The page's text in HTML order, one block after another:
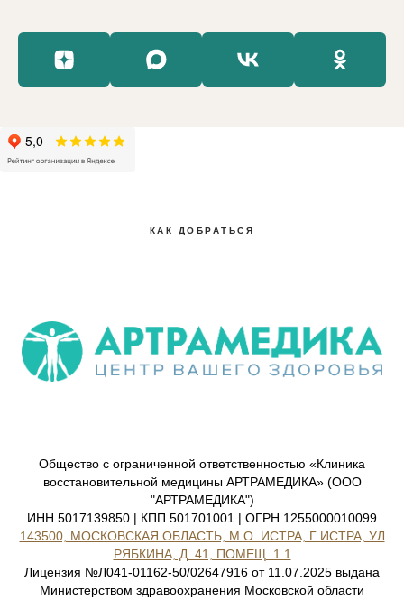
КАК ДОБРАТЬСЯ
Общество с ограниченной ответственностью «Клиника
восстановительной медицины АРТРАМЕДИКА» (ООО
"АРТРАМЕДИКА")
ИНН 5017139850 | КПП 501701001 | ОГРН 1255000010099
143500, МОСКОВСКАЯ ОБЛАСТЬ, М.О. ИСТРА, Г ИСТРА, УЛ
РЯБКИНА, Д. 41, ПОМЕЩ. 1.1
Лицензия №Л041-01162-50/02647916 от 11.07.2025 выдана
Министерством здравоохранения Московской области